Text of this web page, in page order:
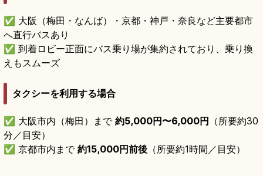
✅ 大阪（梅田・なんば）・京都・神戸・奈良など主要都市
へ直行バスあり
✅ 到着ロビー正面にバス乗り場が集約されており、乗り換
えもスムーズ
タクシーを利用する場合
✅ 大阪市内（梅田）まで 約5,000円〜6,000円
（所要約30
分／目安）
✅ 京都市内まで 約15,000円前後 （所要約1時間／目安）